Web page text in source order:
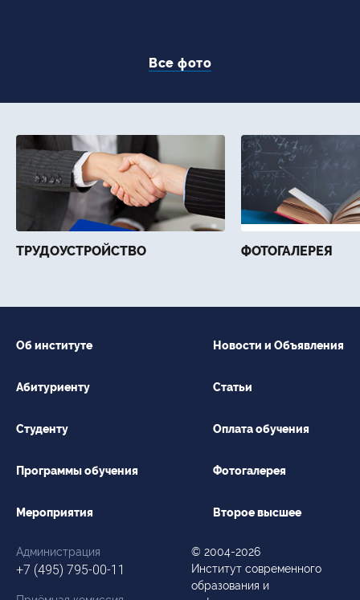
Все фото
ТРУДОУСТРОЙСТВО ФОТОГАЛЕРЕЯ
Об институте
Абитуриенту
Студенту
Программы обучения
Мероприятия
Новости и Объявления
Статьи
Оплата обучения
Фотогалерея
Второе высшее
Администрация
+7 (495) 795-00-11
© 2004-2026
Институт современного
образования и